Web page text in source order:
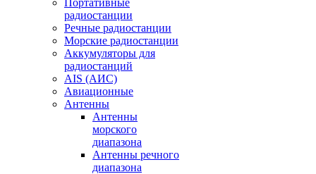
Портативные
радиостанции
Речные радиостанции
Морские радиостанции
Аккумуляторы для
радиостанций
AIS (АИС)
Авиационные
Антенны
Антенны
морского
диапазона
Антенны речного
диапазона